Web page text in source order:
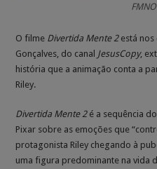
O filme Divertida Mente 2está nos
Gonçalves, do canal JesusCopy,
história que a animação conta a
Riley.
Divertida Mente 2é a sequência do
Pixar sobre as emoções que
protagonista Riley chegando à
uma figura predominante na vida